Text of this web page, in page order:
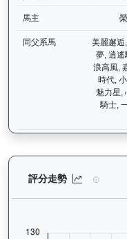
馬主
同父系馬
美麗邂逅
夢, 逍遙
浪高風,
時代,
魅力星,
騎士,
評分走勢 驕陽